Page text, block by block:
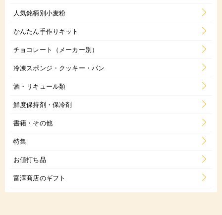
人気銘柄別小麦粉
かんたん手作りキット
チョコレート（メーカー別）
冷凍スポンジ・クッキー・パン
酒・リキュール類
鮮度保持剤・保冷剤
書籍・その他
特集
お値打ち品
富澤商店のギフト